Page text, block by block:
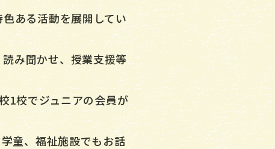
ある活動を展開してい
み聞かせ、授業支援等
1校でジュニアの会員が
童、福祉施設でもお話